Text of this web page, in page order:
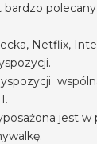
bardzo
Netflix,
jest w